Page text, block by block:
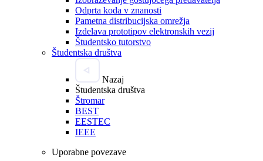
Odprta koda v znanosti
Pametna distribucijska omrežja
Izdelava prototipov elektronskih vezij
Študentsko tutorstvo
Študentska društva
Nazaj
Študentska društva
Štromar
BEST
EESTEC
IEEE
Uporabne povezave